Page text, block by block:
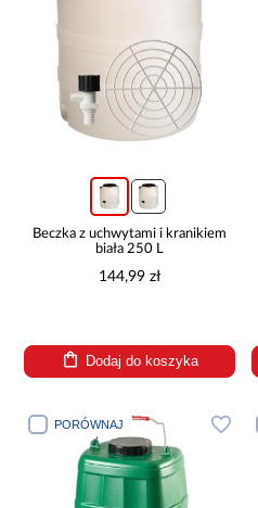
Beczka z uchwytami i kranikiem
biała 250 L
144,99 zł
Dodaj do koszyka
PORÓWNAJ